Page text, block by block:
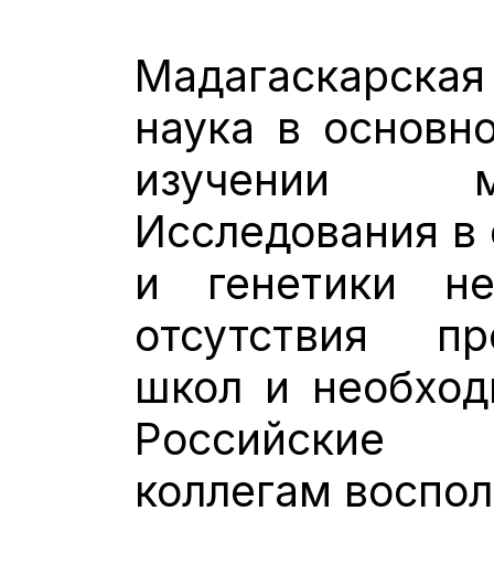
наука в
изучении
Исследования в
и генетики
отсутствия
школ и
Российские
коллегам